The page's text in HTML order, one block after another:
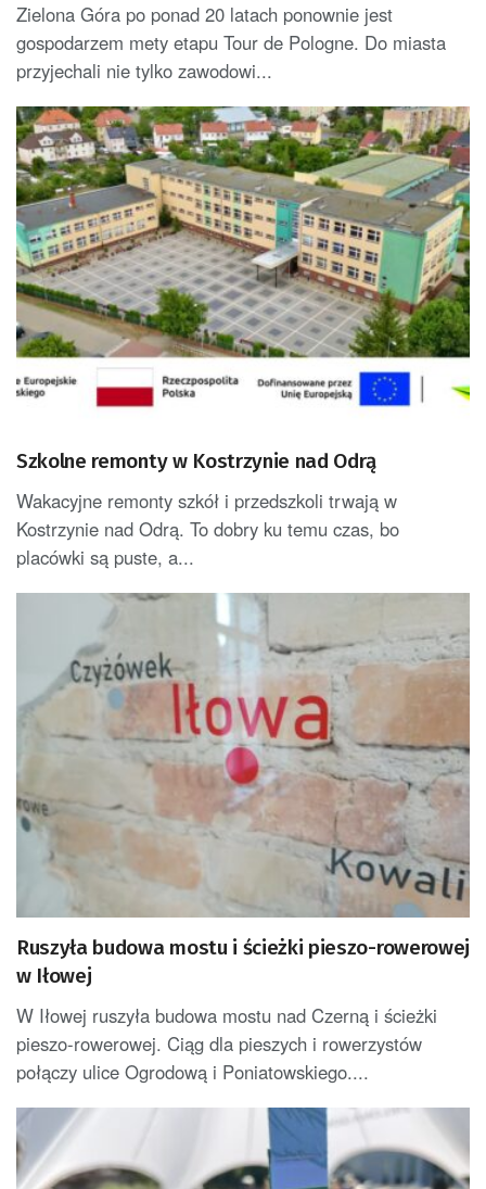
Zielona Góra po ponad 20 latach ponownie jest
gospodarzem mety etapu Tour de Pologne. Do miasta
przyjechali nie tylko zawodowi...
Szkolne remonty w Kostrzynie nad Odrą
Wakacyjne remonty szkół i przedszkoli trwają w
Kostrzynie nad Odrą. To dobry ku temu czas, bo
placówki są puste, a...
Ruszyła budowa mostu i ścieżki pieszo-rowerowej
w Iłowej
W Iłowej ruszyła budowa mostu nad Czerną i ścieżki
pieszo-rowerowej. Ciąg dla pieszych i rowerzystów
połączy ulice Ogrodową i Poniatowskiego....